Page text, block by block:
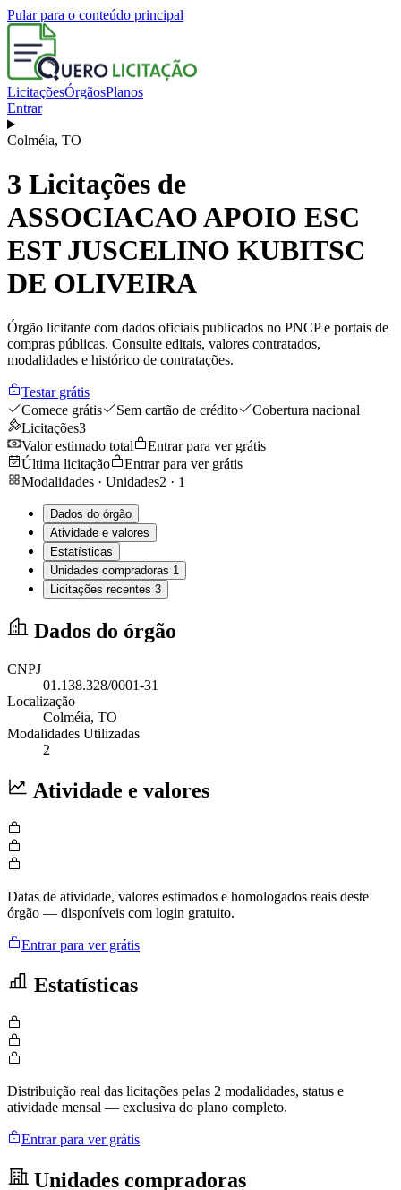
Pular para o conteúdo principal
LicitaçõesÓrgãosPlanos
Entrar
Colméia, TO
3 Licitações de
ASSOCIACAO APOIO ESC
EST JUSCELINO KUBITSC
DE OLIVEIRA
Órgão licitante com dados oficiais publicados no PNCP e portais de
compras públicas. Consulte editais, valores contratados,
modalidades e histórico de contratações.
Testar grátis
Comece grátis
Sem cartão de crédito
Cobertura nacional
Licitações3
Valor estimado total
Entrar para ver grátis
Última licitação
Entrar para ver grátis
Modalidades · Unidades2 · 1
Dados do órgão
Atividade e valores
Estatísticas
Unidades compradoras 1
Licitações recentes 3
Dados do órgão
CNPJ
01.138.328/0001-31
Localização
Colméia, TO
Modalidades Utilizadas
2
Atividade e valores
Datas de atividade, valores estimados e homologados reais deste
órgão — disponíveis com login gratuito.
Entrar para ver grátis
Estatísticas
Distribuição real das licitações pelas 2 modalidades, status e
atividade mensal — exclusiva do plano completo.
Entrar para ver grátis
Unidades compradoras